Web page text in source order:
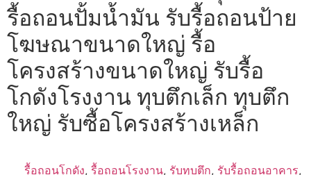
รื้อถอนปั้มน้ำมัน รับรื้อถอนป้าย
โฆษณาขนาดใหญ่ รื้อ
โครงสร้างขนาดใหญ่ รับรื้อ
โกดังโรงงาน ทุบตึกเล็ก ทุบตึก
ใหญ่ รับซื้อโครงสร้างเหล็ก
รื้อถอนโกดัง, รื้อถอนโรงงาน, รับทุบตึก, รับรื้อถอนอาคาร,